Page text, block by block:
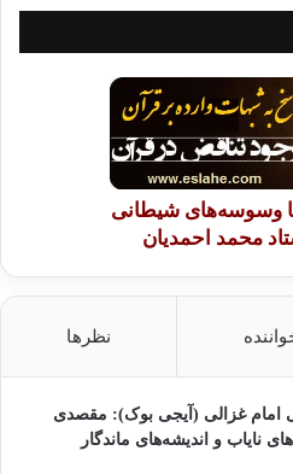
وسوسه‌های شیطانی
محمد احمدیان
نظرها
امام غزالی (آیجی بوک): مقصدی
نایاب و اندیشه‌های ماندگار